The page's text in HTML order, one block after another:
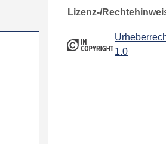
Lizenz-/
1.0